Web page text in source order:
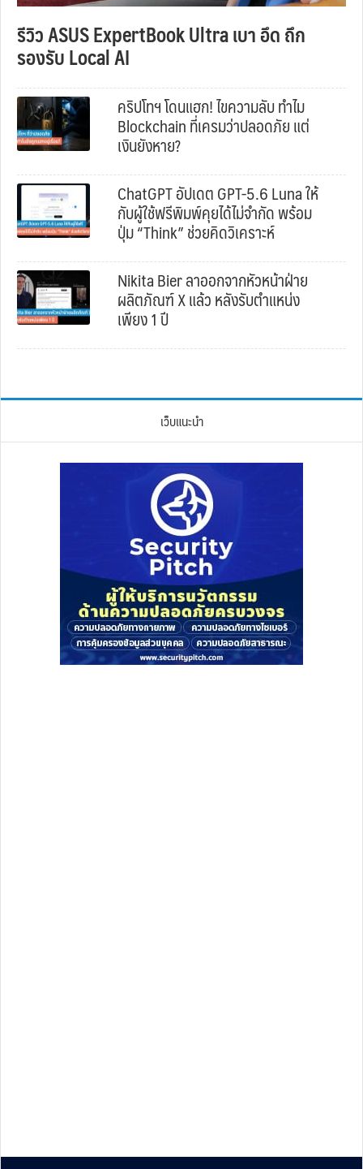
รีวิว ASUS ExpertBook Ultra เบา อึด ถึก
รองรับ Local AI
คริปโทฯ โดนแฮก! ไขความลับ ทำไม
Blockchain ที่เครมว่าปลอดภัย แต่
เงินยังหาย?
ChatGPT อัปเดต GPT-5.6 Luna ให้
กับผู้ใช้ฟรีพิมพ์คุยได้ไม่จำกัด พร้อม
ปุ่ม “Think” ช่วยคิดวิเคราะห์
Nikita Bier ลาออกจากหัวหน้าฝ่าย
ผลิตภัณฑ์ X แล้ว หลังรับตำแหน่ง
เพียง 1 ปี
เว็บแนะนำ